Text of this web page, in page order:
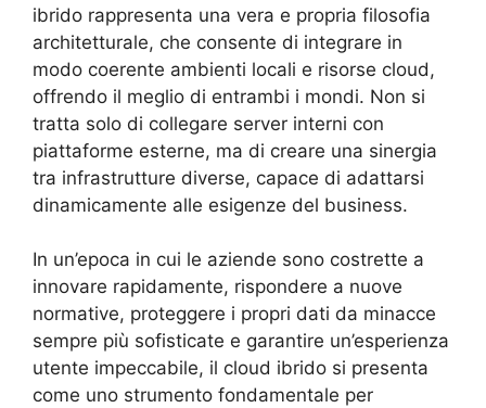
ibrido rappresenta una vera e propria filosofia
architetturale, che consente di integrare in
modo coerente ambienti locali e risorse cloud,
offrendo il meglio di entrambi i mondi. Non si
tratta solo di collegare server interni con
piattaforme esterne, ma di creare una sinergia
tra infrastrutture diverse, capace di adattarsi
dinamicamente alle esigenze del business.
In un’epoca in cui le aziende sono costrette a
innovare rapidamente, rispondere a nuove
normative, proteggere i propri dati da minacce
sempre più sofisticate e garantire un’esperienza
utente impeccabile, il cloud ibrido si presenta
come uno strumento fondamentale per